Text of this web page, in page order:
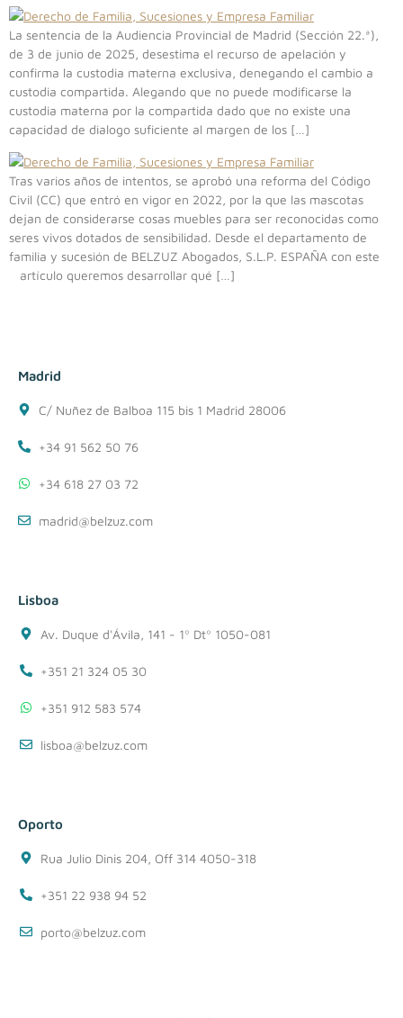
La sentencia de la Audiencia Provincial de Madrid (Sección 22.ª),
de 3 de junio de 2025, desestima el recurso de apelación y
confirma la custodia materna exclusiva, denegando el cambio a
custodia compartida. Alegando que no puede modificarse la
custodia materna por la compartida dado que no existe una
capacidad de dialogo suficiente al margen de los […]
Tras varios años de intentos, se aprobó una reforma del Código
Civil (CC) que entró en vigor en 2022, por la que las mascotas
dejan de considerarse cosas muebles para ser reconocidas como
seres vivos dotados de sensibilidad. Desde el departamento de
familia y sucesión de BELZUZ Abogados, S.L.P. ESPAÑA con este
artículo queremos desarrollar qué […]
Madrid
C/ Nuñez de Balboa 115 bis 1 Madrid 28006
+34 91 562 50 76
+34 618 27 03 72
madrid@belzuz.com
Lisboa
Av. Duque d'Ávila, 141 - 1º Dtº 1050-081
+351 21 324 05 30
+351 912 583 574
lisboa@belzuz.com
Oporto
Rua Julio Dinis 204, Off 314 4050-318
+351 22 938 94 52
porto@belzuz.com